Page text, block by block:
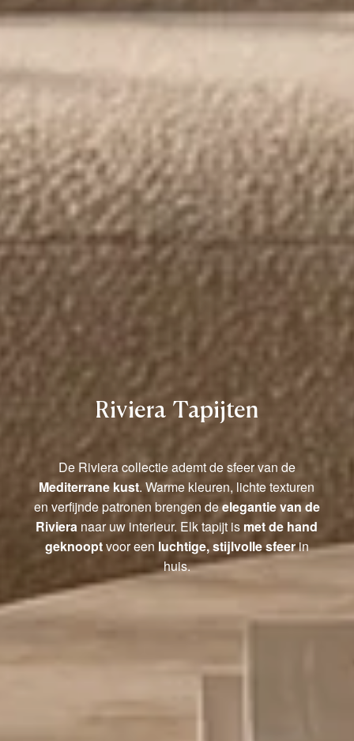
Riviera Tapijten
De Riviera collectie ademt de sfeer van de
Mediterrane kust. Warme kleuren, lichte texturen
en verfijnde patronen brengen deelegantie van de
Riviera naar uw interieur. Elk tapijt is met de hand
geknooptvoor een luchtige, stijlvolle sfeerin
huis.